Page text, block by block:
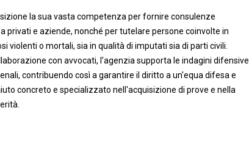
la sua vasta competenza per fornire consulenze
privati e aziende, nonché per tutelare persone coinvolte in
violenti o mortali, sia in qualità di imputati sia di parti civili.
con avvocati, l'agenzia supporta le indagini difensive
contribuendo così a garantire il diritto a un'equa difesa e
concreto e specializzato nell'acquisizione di prove e nella